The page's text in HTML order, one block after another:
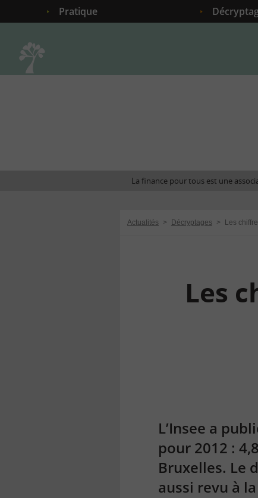
Pratique
La finance pour tous est une
Actualités > Décryptages > Les
Les
L’Insee a
pour 2012 :
Bruxelles. Le
aussi revu à